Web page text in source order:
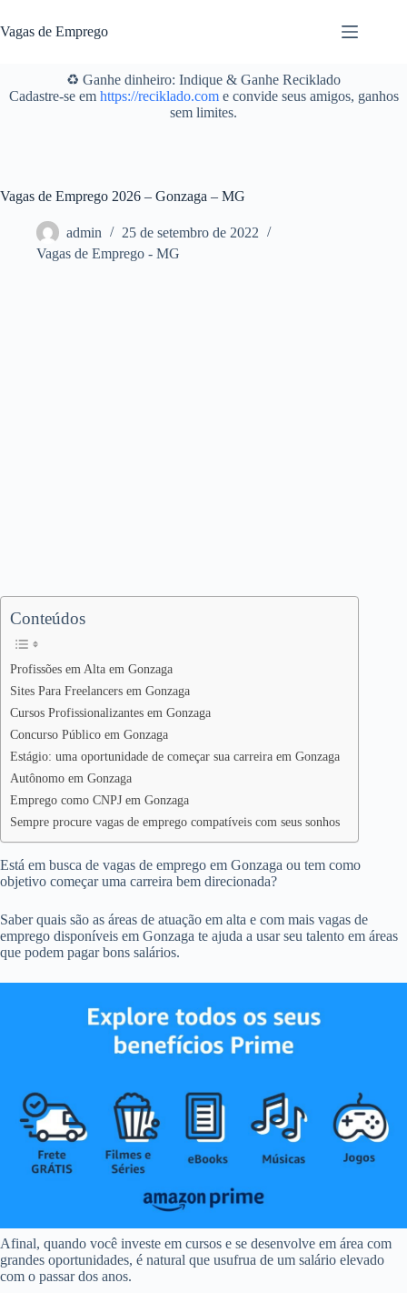
para
o
Vagas de Emprego
♻️ Ganhe dinheiro: Indique & Ganhe Reciklado
Cadastre-se em https://reciklado.come convide seus amigos, ganhos
sem limites.
Vagas de Emprego 2026 – Gonzaga – MG
admin
25 de setembro de 2022
Vagas de Emprego - MG
Conteúdos
Profissões em Alta em Gonzaga
Sites Para Freelancers em Gonzaga
Cursos Profissionalizantes em Gonzaga
Concurso Público em Gonzaga
Estágio: uma oportunidade de começar sua carreira em Gonzaga
Autônomo em Gonzaga
Emprego como CNPJ em Gonzaga
Sempre procure vagas de emprego compatíveis com seus sonhos
Está em busca de vagas de emprego em Gonzaga ou tem como
objetivo começar uma carreira bem direcionada?
Saber quais são as áreas de atuação em alta e com mais vagas de
emprego disponíveis em Gonzaga te ajuda a usar seu talento em áreas
que podem pagar bons salários.
Afinal, quando você investe em cursos e se desenvolve em área com
grandes oportunidades, é natural que usufrua de um salário elevado
com o passar dos anos.